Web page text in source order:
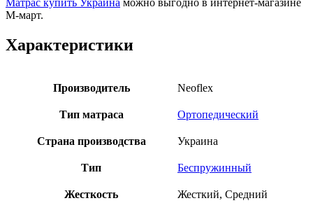
Матрас купить Украина можно выгодно в интернет-магазине
М-март.
Характеристики
Производитель Neoflex
Тип матраса Ортопедический
Страна производства Украина
Тип Беспружинный
Жесткость Жесткий, Средний